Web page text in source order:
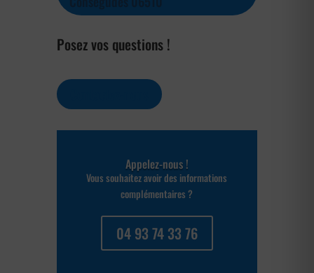
Posez vos questions !
Appelez-nous !
Vous souhaitez avoir des informations
complémentaires ?
04 93 74 33 76